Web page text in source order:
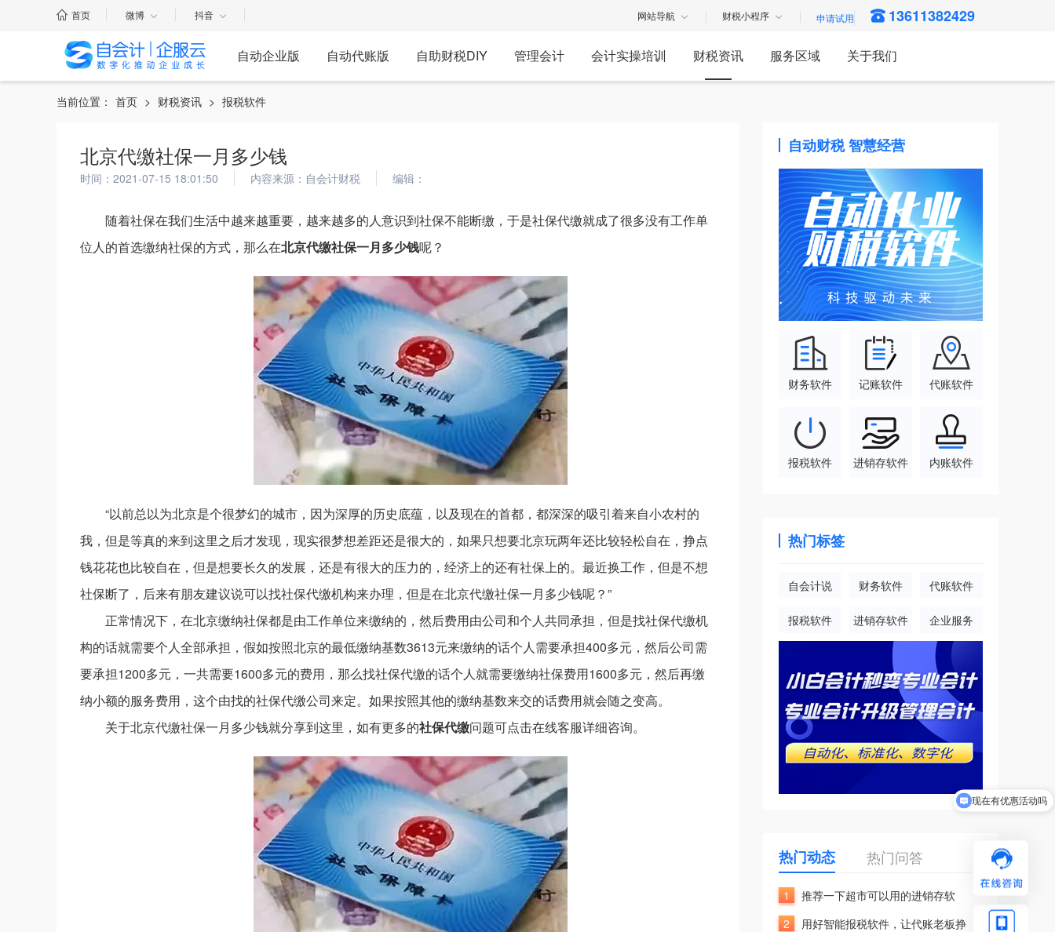
首页 微博 抖音 网站导航 财税小程序 13611382429
自动企业版 自动代账版 自助财税DIY 管理会计 会计实操培训 财税资讯 服务区域 关于我们
当前位置： 首页 > 财税资讯 > 报税软件
北京代缴社保一月多少钱
时间：2021-07-15 18:01:50 内容来源：自会计财税 编辑：
随着社保在我们生活中越来越重要，越来越多的人意识到社保不能断缴，于是社保代缴就成了很多没有工作单
位人的首选缴纳社保的方式，那么在北京代缴社保一月多少钱呢？
“以前总以为北京是个很梦幻的城市，因为深厚的历史底蕴，以及现在的首都，都深深的吸引着来自小农村的
我，但是等真的来到这里之后才发现，现实很梦想差距还是很大的，如果只想要北京玩两年还比较轻松自在，挣点
钱花花也比较自在，但是想要长久的发展，还是有很大的压力的，经济上的还有社保上的。最近换工作，但是不想
社保断了，后来有朋友建议说可以找社保代缴机构来办理，但是在北京代缴社保一月多少钱呢？”
正常情况下，在北京缴纳社保都是由工作单位来缴纳的，然后费用由公司和个人共同承担，但是找社保代缴机
构的话就需要个人全部承担，假如按照北京的最低缴纳基数3613元来缴纳的话个人需要承担400多元，然后公司需
要承担1200多元，一共需要1600多元的费用，那么找社保代缴的话个人就需要缴纳社保费用1600多元，然后再缴
纳小额的服务费用，这个由找的社保代缴公司来定。如果按照其他的缴纳基数来交的话费用就会随之变高。
关于北京代缴社保一月多少钱就分享到这里，如有更多的社保代缴问题可点击在线客服详细咨询。
自动财税 智慧经营
财务软件 记账软件 代账软件
报税软件 进销存软件 内账软件
热门标签
自会计说 财务软件 代账软件
报税软件 进销存软件 企业服务
热门动态 热门问答
1
推荐一下超市可以用的进销存软
2
用好智能报税软件，让代账老板挣
现在有优惠活动吗